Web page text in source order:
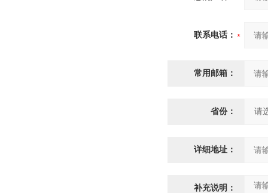
联系电话：
常用邮箱：
省份：
详细地址：
补充说明：